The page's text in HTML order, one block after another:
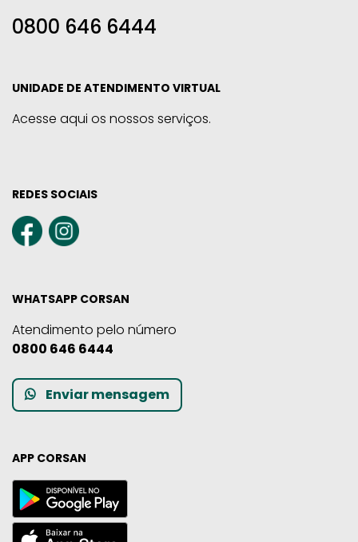
0800 646 6444
UNIDADE DE ATENDIMENTO VIRTUAL
Acesse aqui os nossos serviços.
REDES SOCIAIS
WHATSAPP CORSAN
Atendimento pelo número
0800 646 6444
Enviar mensagem
APP CORSAN